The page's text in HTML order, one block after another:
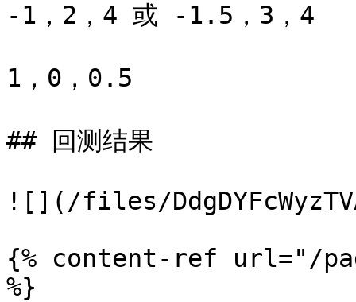
-1，2，4 或 -1.5，3，4
1，0，0.5
## 回测结果
![](/files/
{% content-ref url="/
%}